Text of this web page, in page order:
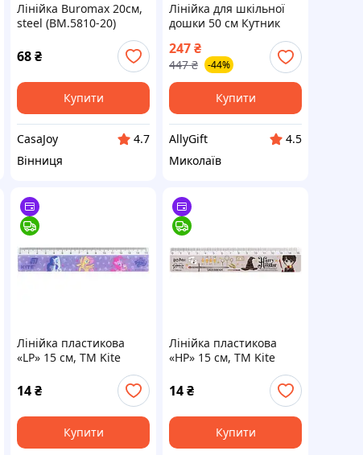
Лінійка Buromax 20см,
steel (BM.5810-20)
68₴
Купити
CasaJoy
4.7
Вінниця
Лінійка для шкільної
дошки 50 см Кутник
жовта
247₴
447 ₴ -44%
Купити
AllyGift
4.5
Миколаїв
Лінійка пластикова
«LP» 15 см, TM Kite
14₴
Купити
Лінійка пластикова
«HP» 15 см, TM Kite
14₴
Купити